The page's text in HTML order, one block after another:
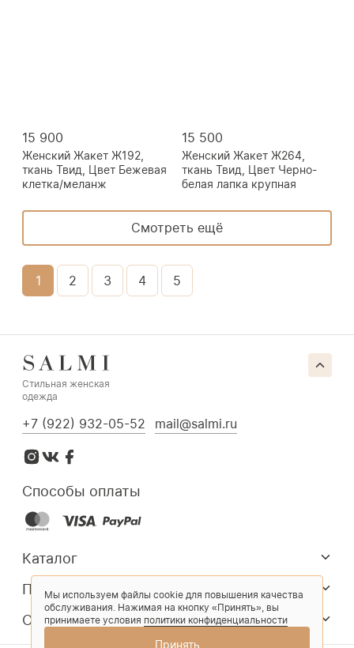
15 900
Женский Жакет Ж192,
ткань Твид, Цвет Бежевая
клетка/меланж
15 500
Женский Жакет Ж264,
ткань Твид, Цвет Черно-
белая лапка крупная
Смотреть ещё
1 2 3 4 5
Стильная женская
одежда
+7 (922) 932-05-52 mail@salmi.ru
Способы оплаты
Каталог
Покупателям
О компании
Мы используем файлы cookie для повышения качества
обслуживания. Нажимая на кнопку «Принять», вы
принимаете условия политики конфиденциальности
Принять